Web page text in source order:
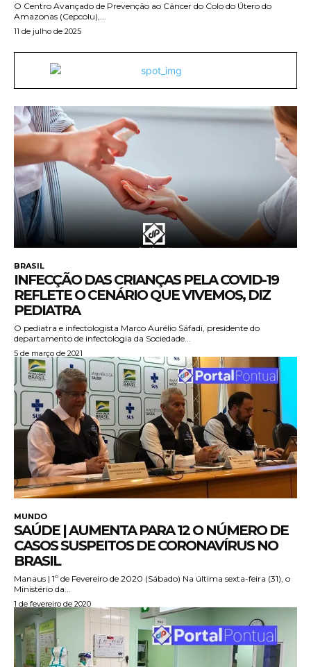
O Centro Avançado de Prevenção ao Câncer do Colo do Útero do
Amazonas (Cepcolu),...
11 de julho de 2025
BRASIL
INFECÇÃO DAS CRIANÇAS PELA COVID-19
REFLETE O CENÁRIO QUE VIVEMOS, DIZ
PEDIATRA
O pediatra e infectologista Marco Aurélio Sáfadi, presidente do
departamento de infectologia da Sociedade...
5 de março de 2021
MUNDO
SAÚDE | AUMENTA PARA 12 O NÚMERO DE
CASOS SUSPEITOS DE CORONAVÍRUS NO
BRASIL
Manaus | 1º de Fevereiro de 2020 (Sábado) Na última sexta-feira (31), o
Ministério da...
1 de fevereiro de 2020